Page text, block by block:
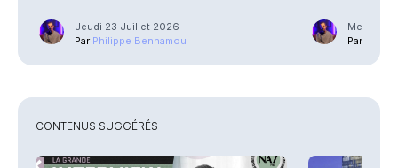
Jeudi 23 Juillet 2026
Par Philippe Benhamou
Mercredi
Par
CONTENUS SUGGÉRÉS